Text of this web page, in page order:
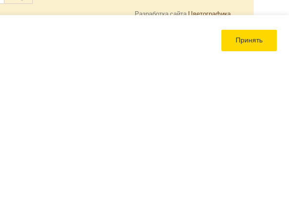
Принять
Разработка сайтаЦветографика